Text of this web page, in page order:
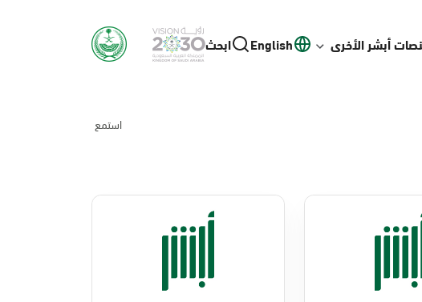
أبشر الأخرى English ابحث
استمع